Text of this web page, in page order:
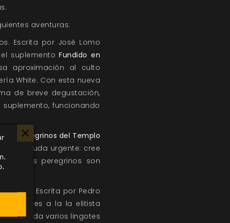
aventuras:
Escrita por José Lomo
suplementoFundido en
aproximación al culto
White. Con esta nueva
de breve degustación,
funcionando
Do: Peregrinos del Templo
ayuda urgente: cree
los peregrinos son
Escrita por Pedro
ladrones a la la elitista
guarda varios lingotes